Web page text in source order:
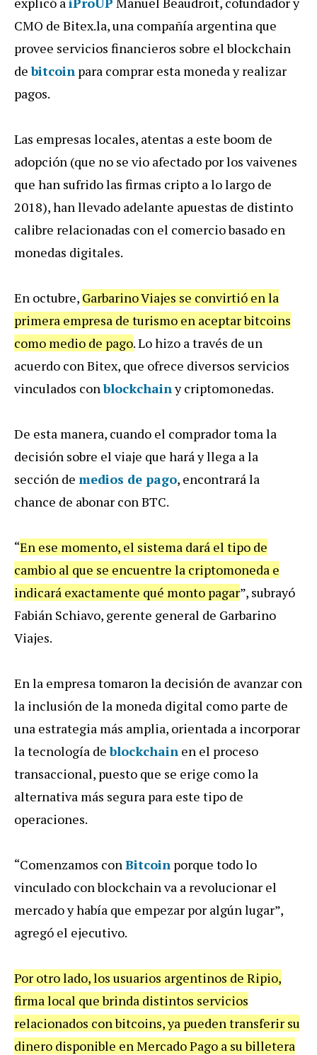
CMO de Bitex.la, una compañía argentina que
provee servicios financieros sobre el blockchain
debitcoin para comprar esta moneda y realizar
pagos.
Las empresas locales, atentas a este boom de
adopción (que no se vio afectado por los vaivenes
que han sufrido las firmas cripto a lo largo de
2018), han llevado adelante apuestas de distinto
calibre relacionadas con el comercio basado en
monedas digitales.
En octubre, Garbarino Viajes se convirtió en la
primera empresa de turismo en aceptar bitcoins
como medio de pago. Lo hizo a través de un
acuerdo con Bitex, que ofrece diversos servicios
vinculados conblockchainy criptomonedas.
De esta manera, cuando el comprador toma la
decisión sobre el viaje que hará y llega a la
sección de medios de pago, encontrará la
chance de abonar con BTC.
“En ese momento, el sistema dará el tipo de
cambio al que se encuentre la criptomoneda e
indicará exactamente qué monto pagar”, subrayó
Fabián Schiavo, gerente general de Garbarino
Viajes.
En la empresa tomaron la decisión de avanzar con
la inclusión de la moneda digital como parte de
una estrategia más amplia, orientada a incorporar
la tecnología deblockchain en el proceso
transaccional, puesto que se erige como la
alternativa más segura para este tipo de
operaciones.
“Comenzamos conBitcoin porque todo lo
vinculado con blockchain va a revolucionar el
mercado y había que empezar por algún lugar”,
agregó el ejecutivo.
Por otro lado, los usuarios argentinos de Ripio,
firma local que brinda distintos servicios
relacionados con bitcoins, ya pueden transferir su
dinero disponible en Mercado Pago a su billetera